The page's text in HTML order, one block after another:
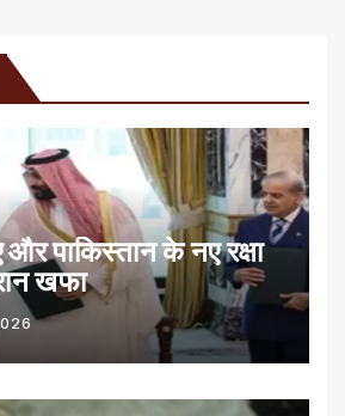
पाकिस्तान के नए रक्षा
खफा